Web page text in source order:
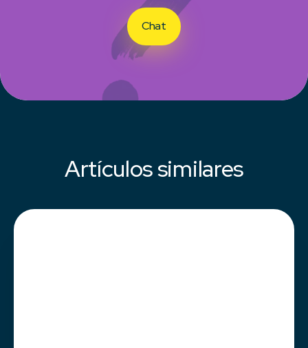
Chat
Artículos similares